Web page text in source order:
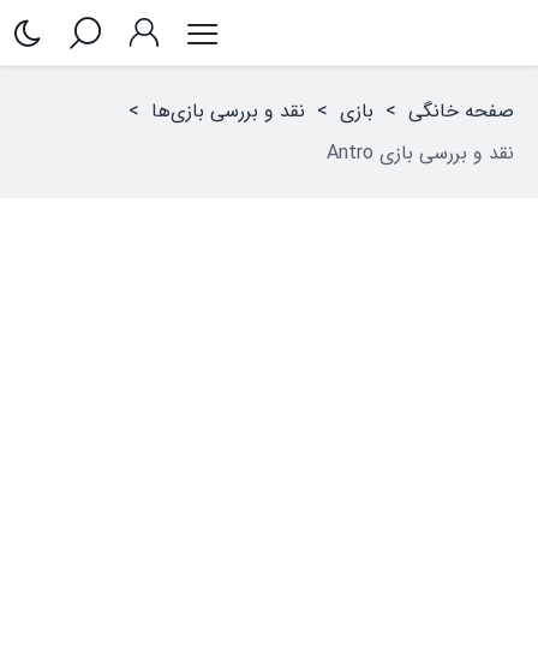
صفحه خانگی > بازی > نقد و بررسی بازی‌ها >
نقد و بررسی بازی Antro